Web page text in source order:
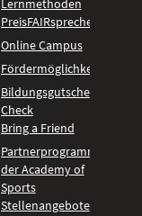
PreisFAIRsprechen
Online Campus
Fördermöglichkeiten
Bildungsgutschein
Check
Bring a Friend
Partnerprogramm
der Academy of
Sports
Stellenangebote